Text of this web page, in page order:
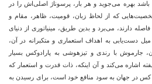
بهره می‌جوید و هر بار، پرسوناژ اصلی‌اش را در
که از لحاظ زبان، قومیت، ظاهر، مقام و
دارند، می‌برد و بدین طریق، مینیاتوری از دنیای
دست‌یابی به اهداف استعماری و متکبرانه در آن،
جارموش با رندی و تیزهوشی به پارادوکس بسیار
اشاره می‌کند و آن اینکه، ذات قدرت و استعمار که
کس در جهان به سود منافع خود است، برای رسیدن به